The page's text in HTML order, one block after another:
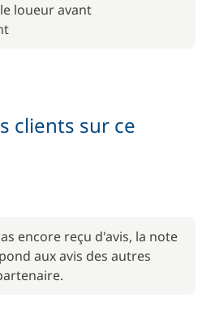
375,00 €
inclus) 170,00 €
/ nuit
loueur avant
clients sur ce
encore reçu d'avis, la note
aux avis des autres